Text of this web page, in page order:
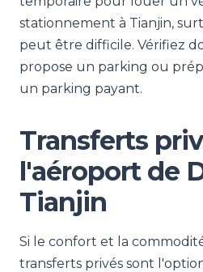
stationnement à Tianjin,
peut être difficile. Vérifiez
propose un parking ou
un parking payant.
Transferts
l'aéroport de
Tianjin
Si le confort et la
transferts privés sont